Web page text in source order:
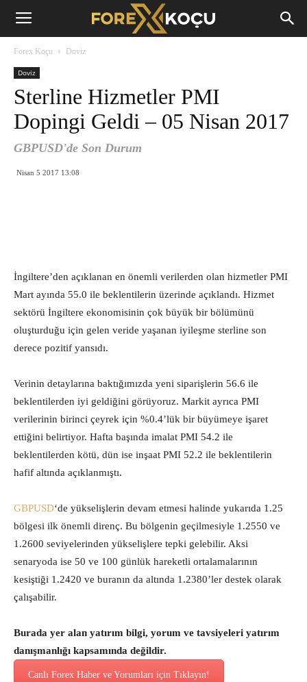
Forex
Forex Koçu Doviz
Doviz
Sterline Hizmetler PMI
Dopingi Geldi – 05 Nisan 2017
GBPUSD'de Son Durum
Nisan 5 2017 13:08
İngiltere’den açıklanan en önemli verilerden olan hizmetler PMI
Mart ayında 55.0 ile beklentilerin üzerinde açıklandı. Hizmet
sektörü İngiltere ekonomisinin çok büyük bir bölümünü
oluşturduğu için gelen veride yaşanan iyileşme sterline son
derece pozitif yansıdı.
Verinin detaylarına baktığımızda yeni siparişlerin 56.6 ile
beklentilerden iyi geldiğini görüyoruz. Markit ayrıca PMI
verilerinin birinci çeyrek için %0.4’lük bir büyümeye işaret
ettiğini belirtiyor. Hafta başında imalat PMI 54.2 ile
beklentilerden kötü, dün ise inşaat PMI 52.2 ile beklentilerin
hafif altında açıklanmıştı.
GBPUSD‘de yükselişlerin devam etmesi halinde yukarıda 1.25
bölgesi ilk önemli direnç. Bu bölgenin geçilmesiyle 1.2550 ve
1.2600 seviyelerinden yükselişlere tepki gelebilir. Aksi
senaryoda ise 50 ve 100 günlük hareketli ortalamalarının
kesiştiği 1.2420 ve buranın da altında 1.2380’ler destek olarak
çalışabilir.
Burada yer alan yatırım bilgi, yorum ve tavsiyeleri yatırım
danışmanlığı kapsamında değildir.
Canlı Forex Haber ve Yorumları için Tıklayın!